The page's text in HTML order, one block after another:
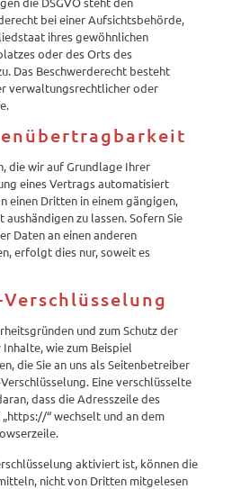
bei einer Aufsichtsbehörde,
ihres gewöhnlichen
oder des Orts des
Das Beschwerderecht besteht
verwaltungsrechtlicher oder
die wir auf Grundlage Ihrer
eines Vertrags automatisiert
einen Dritten in einem gängigen,
zu lassen. Sofern Sie
Daten an einen anderen
erfolgt dies nur, soweit es
Verschlüsselung
und zum Schutz der
wie zum Beispiel
die Sie an uns als Seitenbetreiber
Eine verschlüsselte
dass die Adresszeile des
“ wechselt und an dem
aktiviert ist, können die
nicht von Dritten mitgelesen